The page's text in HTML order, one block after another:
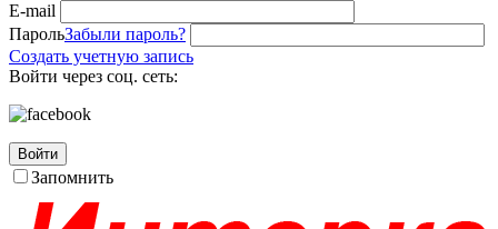
E-mail
ПарольЗабыли пароль?
Создать учетную запись
Войти через соц. сеть:
Войти
Запомнить